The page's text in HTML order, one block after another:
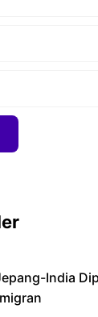
India